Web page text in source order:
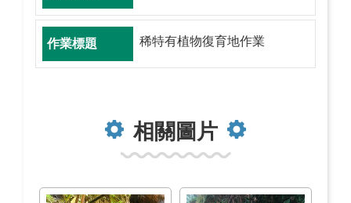
稀特有植物復育地作業
相關圖片